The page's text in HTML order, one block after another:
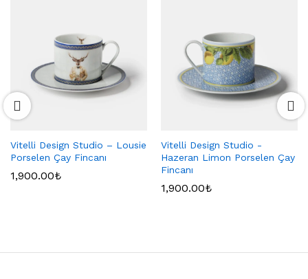
Vitelli Design Studio – Lousie
Porselen Çay Fincanı
1,900.00₺
Vitelli Design Studio -
Hazeran Limon Porselen Çay
Fincanı
1,900.00₺